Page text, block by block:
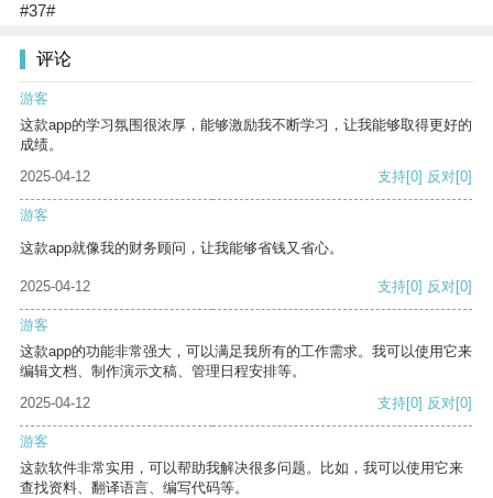
#37#
评论
游客
这款app的学习氛围很浓厚，能够激励我不断学习，让我能够取得更好的
成绩。
2025-04-12
支持[0] 反对[0]
游客
这款app就像我的财务顾问，让我能够省钱又省心。
2025-04-12 支持[0] 反对[0]
游客
这款app的功能非常强大，可以满足我所有的工作需求。我可以使用它来
编辑文档、制作演示文稿、管理日程安排等。
2025-04-12
支持[0] 反对[0]
游客
这款软件非常实用，可以帮助我解决很多问题。比如，我可以使用它来
查找资料、翻译语言、编写代码等。